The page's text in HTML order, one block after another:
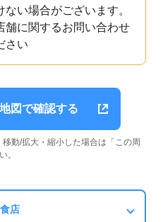
い場合がございます。
舗に関するお問い合わせ
さい
図で確認する
動/拡大・縮小した場合は「この周
。
店